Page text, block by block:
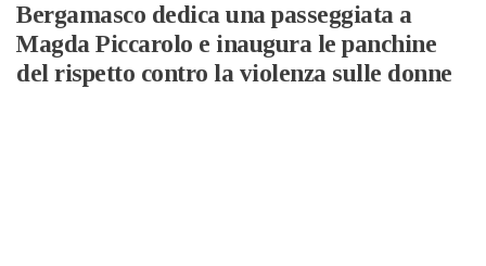
Bergamasco dedica una passeggiata a
Magda Piccarolo e inaugura le panchine
del rispetto contro la violenza sulle donne